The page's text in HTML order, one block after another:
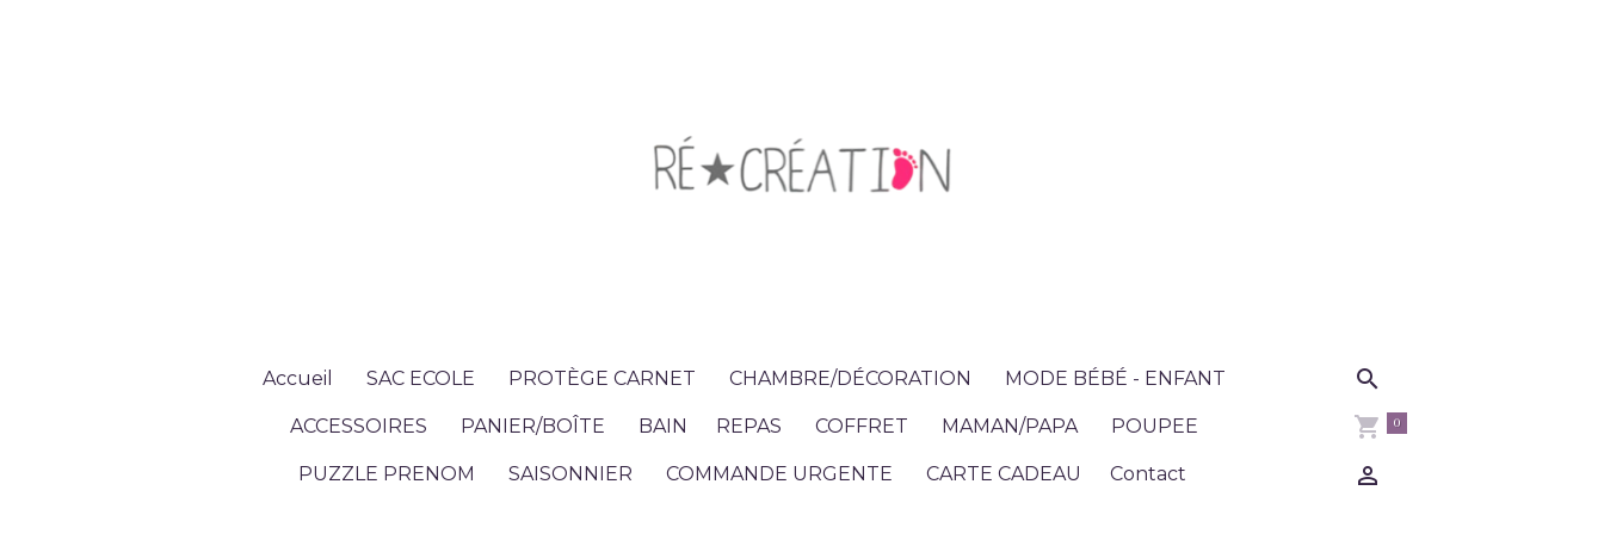
Accueil SAC ECOLE PROTÈGE CARNET CHAMBRE/DÉCORATION MODE BÉBÉ - ENFANT
ACCESSOIRES PANIER/BOÎTE BAIN REPAS COFFRET MAMAN/PAPA POUPEE
PUZZLE PRENOM SAISONNIER COMMANDE URGENTE CARTE CADEAU Contact
0